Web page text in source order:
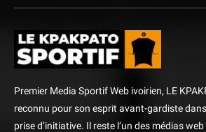
Premier Media Sportif Web ivoirien, LE
reconnu pour son esprit avant-gardiste
prise d’initiative. Il reste l’un des médias